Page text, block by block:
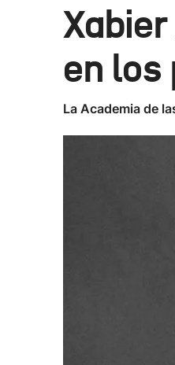
en los
La Academia de